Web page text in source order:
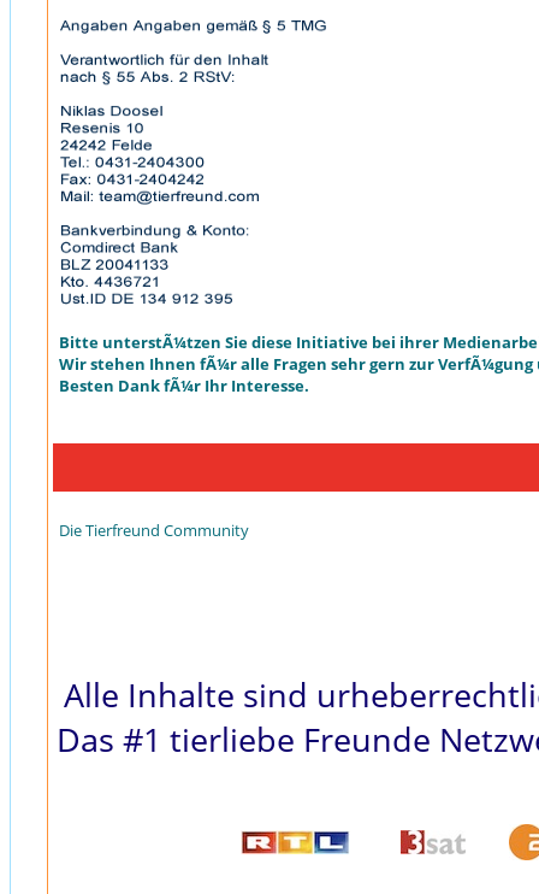
Bitte unterstÃ¼tzen Sie diese Initiative bei ihrer
Wir stehen Ihnen fÃ¼r alle Fragen sehr gern zur
Besten Dank fÃ¼r Ihr Interesse.
Die Tierfreund Community
Alle Inhalte sind
Das #1 tierliebe Freunde